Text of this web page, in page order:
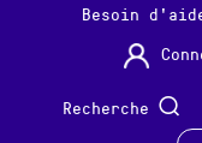
Besoin
Recherche